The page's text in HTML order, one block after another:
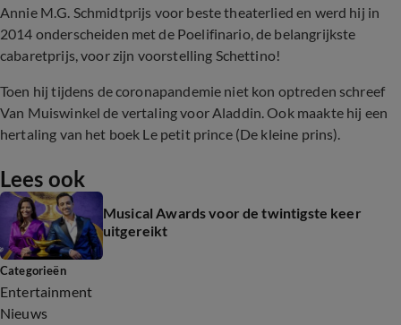
Annie M.G. Schmidtprijs voor beste theaterlied en werd hij in
2014 onderscheiden met de Poelifinario, de belangrijkste
cabaretprijs, voor zijn voorstelling Schettino!
Toen hij tijdens de coronapandemie niet kon optreden schreef
Van Muiswinkel de vertaling voor Aladdin. Ook maakte hij een
hertaling van het boek Le petit prince (De kleine prins).
Lees ook
Musical Awards voor de twintigste keer
uitgereikt
Categorieën
Entertainment
Nieuws